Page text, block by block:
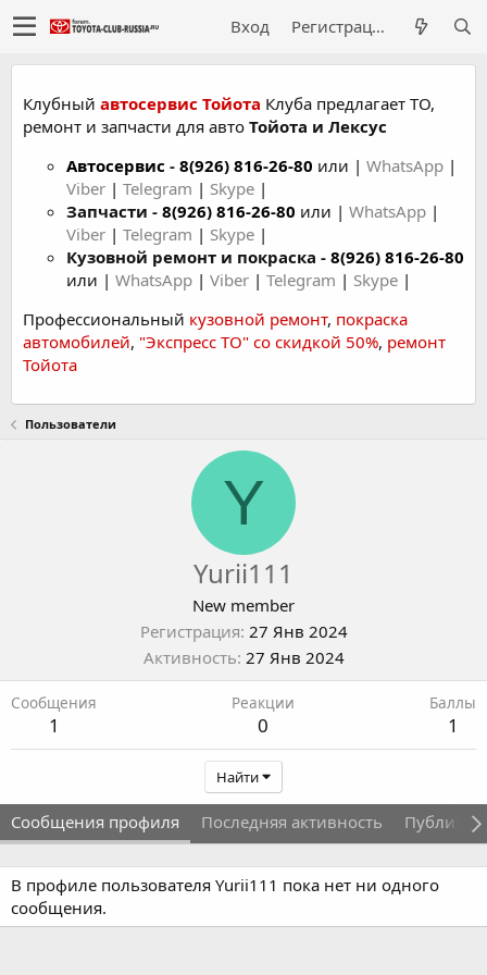
Вход Регистрация
Клубный автосервис Тойота Клуба предлагает ТО,
ремонт и запчасти для авто Тойота и Лексус
Автосервис - 8(926) 816-26-80 или | WhatsApp |
Viber | Telegram | Skype |
Запчасти - 8(926) 816-26-80 или | WhatsApp |
Viber | Telegram | Skype |
Кузовной ремонт и покраска - 8(926) 816-26-80
или | WhatsApp | Viber | Telegram | Skype |
Профессиональный кузовной ремонт, покраска
автомобилей, "Экспресс ТО" со скидкой 50%, ремонт
Тойота
Пользователи
Y
Yurii111
New member
Регистрация 27 Янв 2024
Активность 27 Янв 2024
Сообщения
1
Реакции
0
Баллы
1
Найти
Сообщения профиля Последняя активность
В профиле пользователя Yurii111 пока нет ни одного
сообщения.